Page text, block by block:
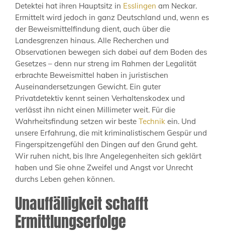
Detektei hat ihren Hauptsitz in Esslingen am Neckar.
Ermittelt wird jedoch in ganz Deutschland und, wenn es
der Beweismittelfindung dient, auch über die
Landesgrenzen hinaus. Alle Recherchen und
Observationen bewegen sich dabei auf dem Boden des
Gesetzes – denn nur streng im Rahmen der Legalität
erbrachte Beweismittel haben in juristischen
Auseinandersetzungen Gewicht. Ein guter
Privatdetektiv kennt seinen Verhaltenskodex und
verlässt ihn nicht einen Millimeter weit. Für die
Wahrheitsfindung setzen wir beste Technik ein. Und
unsere Erfahrung, die mit kriminalistischem Gespür und
Fingerspitzengefühl den Dingen auf den Grund geht.
Wir ruhen nicht, bis Ihre Angelegenheiten sich geklärt
haben und Sie ohne Zweifel und Angst vor Unrecht
durchs Leben gehen können.
Unauffälligkeit schafft
Ermittlungserfolge